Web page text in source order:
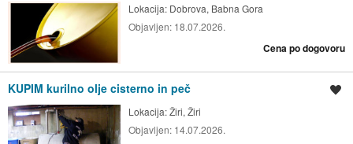
Lokacija: Dobrova, Babna Gora
Objavljen: 18.07.2026.
Cena po dogovoru
KUPIM kurilno olje cisterno in peč
Lokacija:Žiri, Žiri
Objavljen: 14.07.2026.